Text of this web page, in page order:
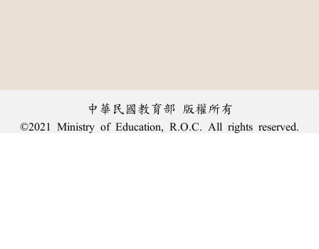
中華民國教育部 版權所有
©2021 Ministry of Education, R.O.C. All rights reserved.